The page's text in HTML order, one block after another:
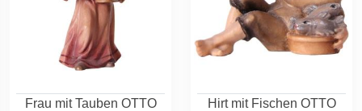
Frau mit Tauben OTTO
Hirt mit Fischen OTTO